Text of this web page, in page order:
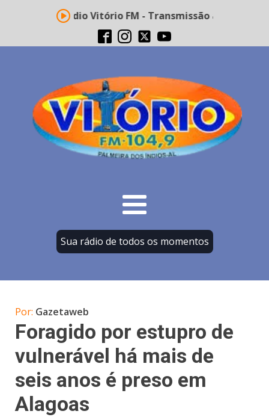
Rádio Vitório FM - Transmissão ao vivo
Sua rádio de todos os momentos
Por: Gazetaweb
Foragido por estupro de
vulnerável há mais de
seis anos é preso em
Alagoas